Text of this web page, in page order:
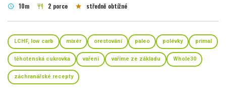
schedule 10m restaurant 2 porce star středně obtížné
LCHF, low carb mixér orestování paleo polévky primal
těhotenská cukrovka vaření vaříme ze základu Whole30
záchranářské recepty